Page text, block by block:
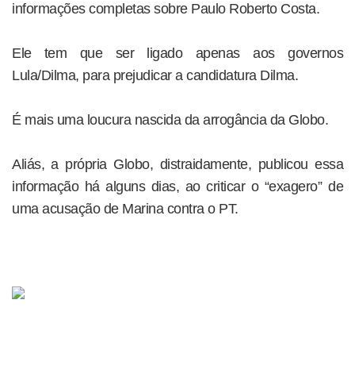
informações completas sobre Paulo Roberto Costa.
Ele tem que ser ligado apenas aos governos
Lula/Dilma, para prejudicar a candidatura Dilma.
É mais uma loucura nascida da arrogância da Globo.
Aliás, a própria Globo, distraidamente, publicou essa
informação há alguns dias, ao criticar o “exagero” de
uma acusação de Marina contra o PT.